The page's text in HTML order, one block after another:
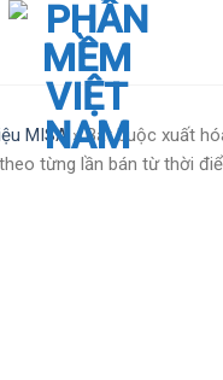
MISA »Bắt buộc xuất
từng lần bán từ thời